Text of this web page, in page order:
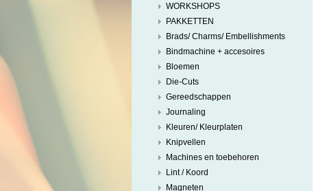
WORKSHOPS
PAKKETTEN
Brads/ Charms/ Embellishments
Bindmachine + accesoires
Bloemen
Die-Cuts
Gereedschappen
Journaling
Kleuren/ Kleurplaten
Knipvellen
Machines en toebehoren
Lint / Koord
Magneten